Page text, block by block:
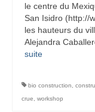
le centre du
San Isidro (http://
les hauteurs du
Alejandra
suite­­
bio construction
crue
workshop